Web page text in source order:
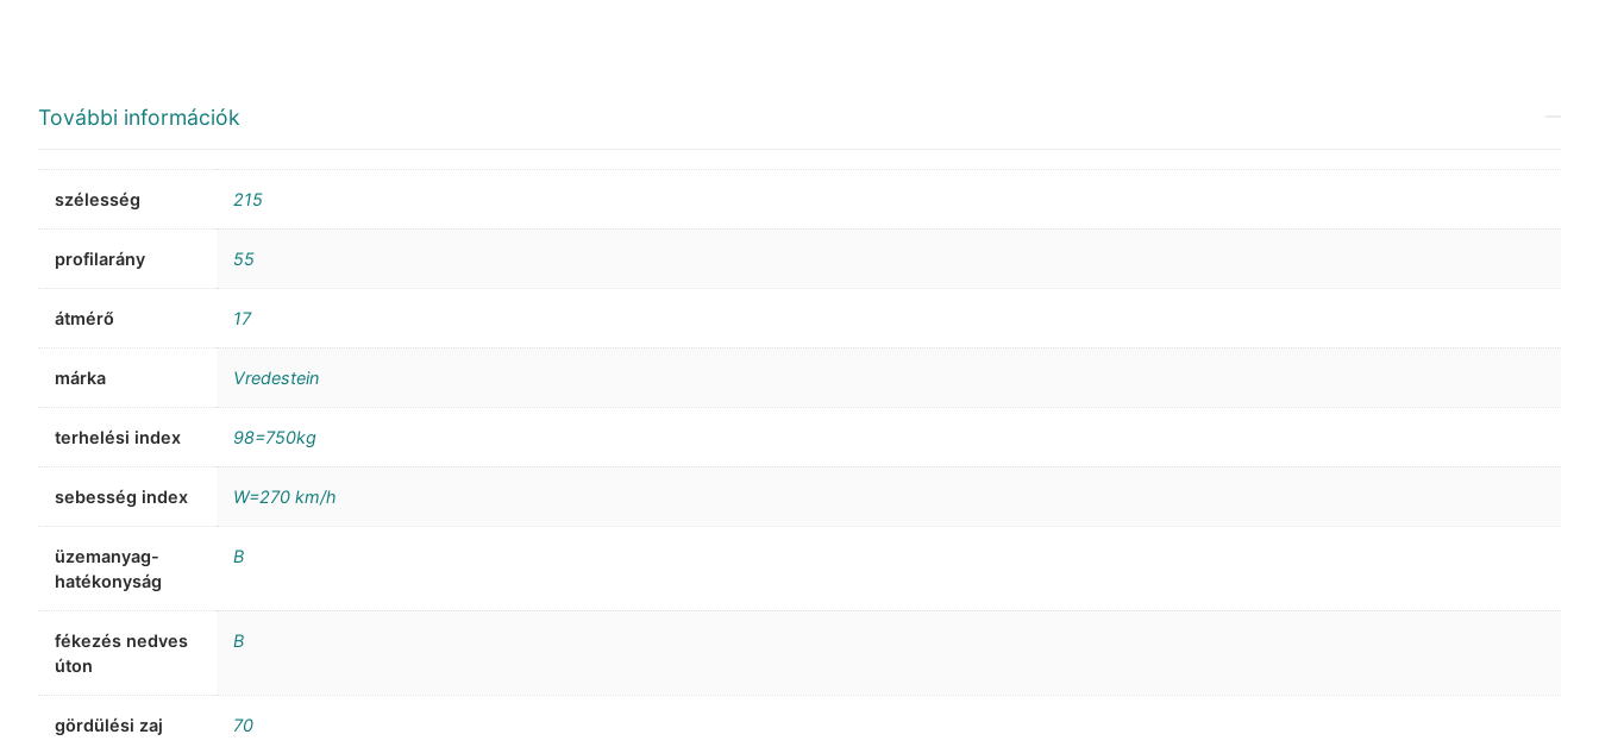
További információk
szélesség 215
profilarány 55
átmérő 17
márka Vredestein
terhelési index 98=750kg
sebesség index W=270 km/h
üzemanyag-
hatékonyság
B
fékezés nedves
úton
B
gördülési zaj 70